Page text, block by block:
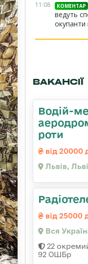
11:08 КОМЕНТАР
ведуть
окупанти
ВАКАНСІЇ
Водій-
роти
від 20000
Львів,
від 25000
Вся
22
92 ОШБр